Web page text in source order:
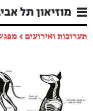
תערוכות ואירועים ←